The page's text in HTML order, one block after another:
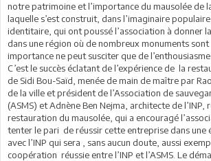
notre patrimoine et l’importance du mausolée de
laquelle s’est construit, dans l’imaginaire
identitaire, qui ont poussé l’association à donner
dans une région où de nombreux monuments
importance ne peut susciter que de
C’est le succès éclatant de l’expérience de la
de Sidi Bou-Saïd, menée de main de maître par
de la ville et président de l’Association de
(ASMS) et Adnène Ben Nejma, architecte de l’INP,
restauration du mausolée, qui a encouragé
tenter le pari de réussir cette entreprise dans
avec l’INP qui sera , sans aucun doute, aussi
coopération réussie entre l’INP et l’ASMS. Le